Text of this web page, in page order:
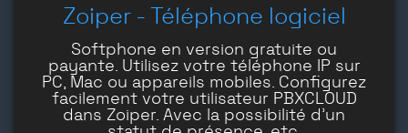
Zoiper - Téléphone logiciel
Softphone en version gratuite ou
payante. Utilisez votre téléphone IP sur
PC, Mac ou appareils mobiles. Configurez
facilement votre utilisateur PBXCLOUD
dans Zoiper. Avec la possibilité d'un